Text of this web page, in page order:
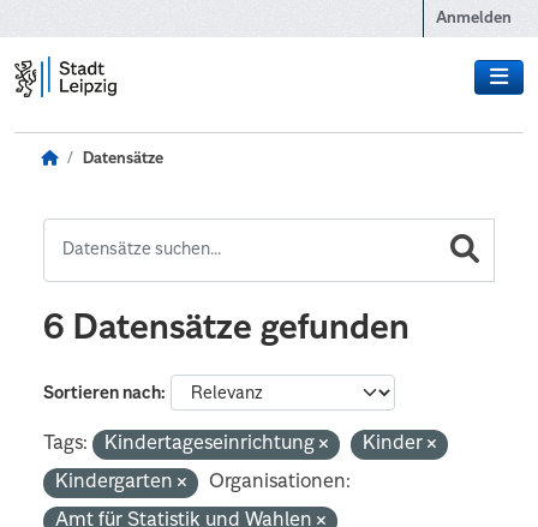
Anmelden
Datensätze
6 Datensätze gefunden
Sortieren nach
Tags: Kindertageseinrichtung
Kinder
Kindergarten
Organisationen:
Amt für Statistik und Wahlen